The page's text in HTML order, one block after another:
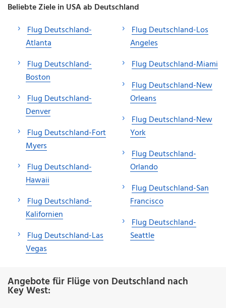
Beliebte Ziele in USA ab Deutschland
Flug Deutschland-
Atlanta
Flug Deutschland-
Boston
Flug Deutschland-
Denver
Flug Deutschland-Fort
Myers
Flug Deutschland-
Hawaii
Flug Deutschland-
Kalifornien
Flug Deutschland-Las
Vegas
Flug Deutschland-Los
Angeles
Flug Deutschland-Miami
Flug Deutschland-New
Orleans
Flug Deutschland-New
York
Flug Deutschland-
Orlando
Flug Deutschland-San
Francisco
Flug Deutschland-
Seattle
Angebote für Flüge von Deutschland nach
Key West: